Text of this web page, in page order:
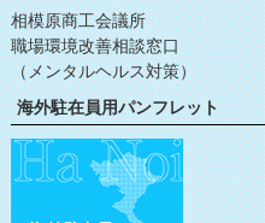
相模原商工会議所
職場環境改善相談窓口
（メンタルヘルス対策）
海外駐在員用パンフレット